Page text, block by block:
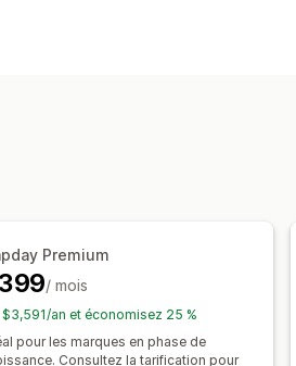
Personnalisation
Notifications personnalisées
Premium
/ mois
an et économisez 25 %
pour les marques en phase de
Consultez la tarification pour